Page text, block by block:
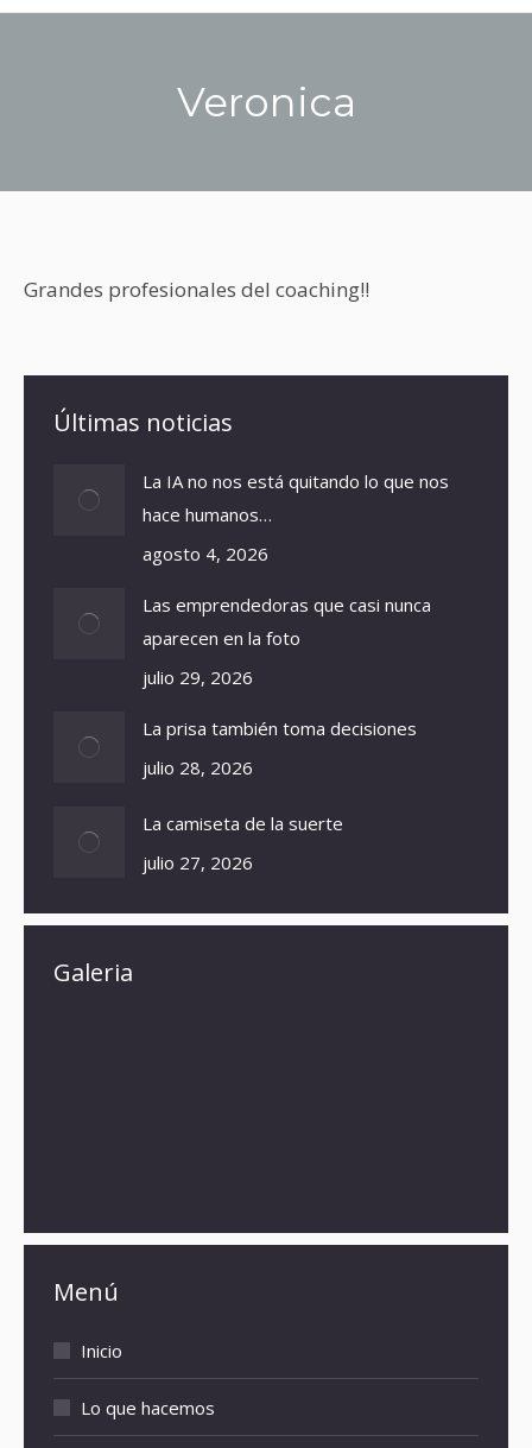
Veronica
Grandes profesionales del coaching!!
Últimas noticias
La IA no nos está quitando lo que nos
hace humanos…
agosto 4, 2026
Las emprendedoras que casi nunca
aparecen en la foto
julio 29, 2026
La prisa también toma decisiones
julio 28, 2026
La camiseta de la suerte
julio 27, 2026
Galeria
Menú
Inicio
Lo que hacemos